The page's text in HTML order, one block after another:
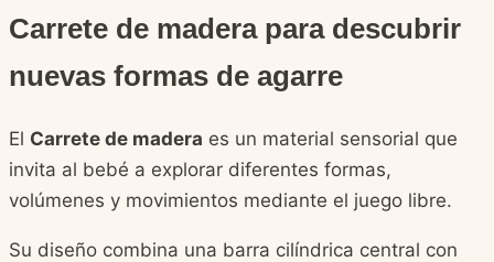
Carrete de madera para descubrir
nuevas formas de agarre
El Carrete de madera es un material sensorial que
invita al bebé a explorar diferentes formas,
volúmenes y movimientos mediante el juego libre.
Su diseño combina una barra cilíndrica central con